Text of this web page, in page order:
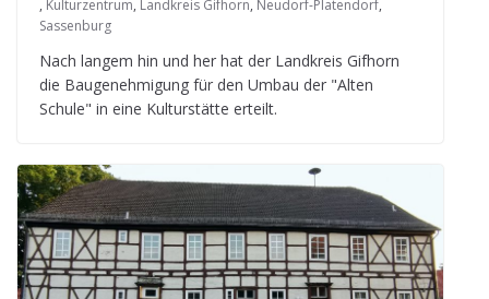
, Kulturzentrum, Landkreis Gifhorn, Neudorf-Platendorf,
Sassenburg
Nach lan­gem hin und her hat der Land­kreis Gif­horn
die Bau­ge­neh­mi­gung für den Umbau der "Alten
Schule" in eine Kul­tur­stätte erteilt.